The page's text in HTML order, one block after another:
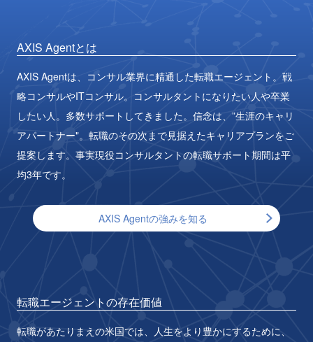
AXIS Agentとは
AXIS Agentは、コンサル業界に精通した転職エージェント。 戦
略コンサルやITコンサル。コンサルタントになりたい人や卒業
したい人。 多数サポートしてきました。信念は、”生涯のキャリ
アパートナー"。 転職のその次まで見据えたキャリアプランをご
提案します。 事実現役コンサルタントの転職サポート期間は平
均3年です。
AXIS Agentの強みを知る
転職エージェントの存在価値
転職があたりまえの米国では、人生をより豊かにするために、